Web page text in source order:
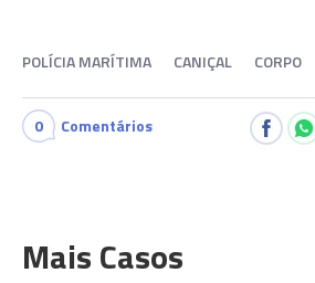
POLÍCIA MARÍTIMA CANIÇAL CORPO
0 Comentários
Mais Casos